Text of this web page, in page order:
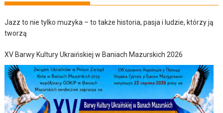
Jazz to nie tylko muzyka – to także historia, pasja i ludzie, którzy ją
tworzą
XV Barwy Kultury Ukraińskiej w Baniach Mazurskich 2026